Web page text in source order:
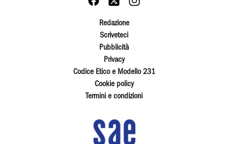
Redazione
Scriveteci
Pubblicità
Privacy
Codice Etico e Modello 231
Cookie policy
Termini e condizioni